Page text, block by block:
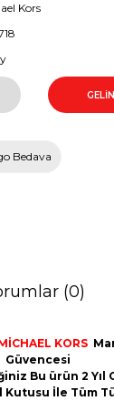
Kors
Bedava
(0)
KORS
Güvencesi
Bu ürün 2 Yıl
Kutusu İle Tüm